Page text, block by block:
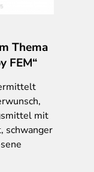
Thema
FEM“
mit
schwanger